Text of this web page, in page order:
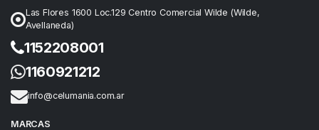
Las Flores 1600 Loc.129 Centro Comercial Wilde (Wilde,
Avellaneda)
1152208001
1160921212
info@celumania.com.ar
MARCAS